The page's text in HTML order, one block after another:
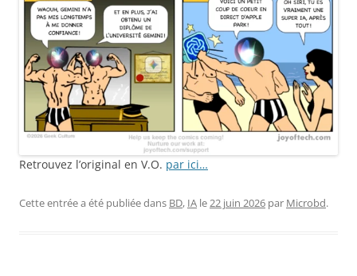
Retrouvez l’original en V.O. par ici…
Cette entrée a été publiée dans BD, IA le 22 juin 2026 par Microbd.